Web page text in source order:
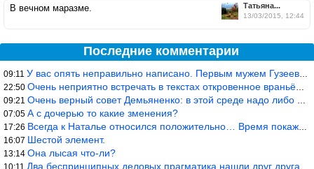
Татьяна...
13/03/2015, 12:44
В вечном маразме.
Последние комментарии
09:11 У вас опять неправильно написано. Первым мужем Гузеевой был Илья
22:50 Очень неприятно встречать в текстах откровенное враньё… Конкретн
09:21 Очень верный совет Демьяненко: в этой среде надо либо иметь зубы
07:05 А с дочерью то какие зменения?
17:26 Всегда к Наталье относился положительно… Время покажет, что буде
16:07 Шестой элемент.
13:14 Она лысая что-ли?
10:11 Два беспринципных деловых прагматика нашли друг друга и «остепен